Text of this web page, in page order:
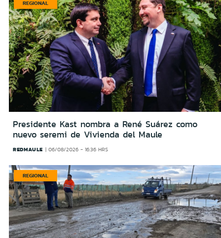
REGIONAL
Presidente Kast nombra a René Suárez como
nuevo seremi de Vivienda del Maule
REDMAULE 06/08/2026 - 16:36 HRS
REGIONAL